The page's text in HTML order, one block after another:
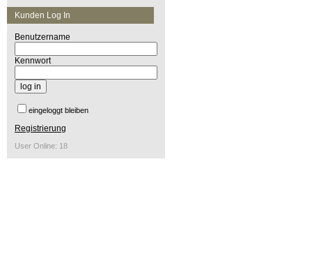
Kunden Log In
Benutzername
Kennwort
eingeloggt bleiben
Registrierung
User Online: 18